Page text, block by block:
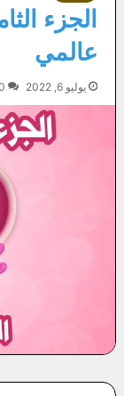
الجزء
عالمي
يوليو 6, 2022